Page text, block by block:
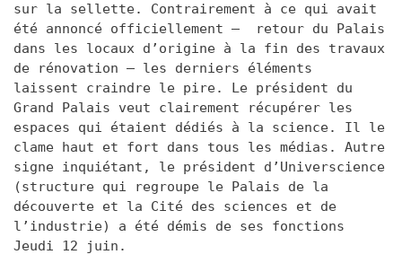
sur la sellette. Contrairement à ce qui avait
été annoncé officiellement — retour du Palais
dans les locaux d’origine à la fin des travaux
de rénovation — les derniers éléments
laissent craindre le pire. Le président du
Grand Palais veut clairement récupérer les
espaces qui étaient dédiés à la science. Il le
clame haut et fort dans tous les médias. Autre
signe inquiétant, le président d’Universcience
(structure qui regroupe le Palais de la
découverte et la Cité des sciences et de
l’industrie) a été démis de ses fonctions
Jeudi 12 juin.